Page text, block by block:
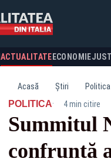
ACTUALITATE ECONOMIE
Acasă Știri Politica
POLITICA· 4 min citire
Summitul
confruntă